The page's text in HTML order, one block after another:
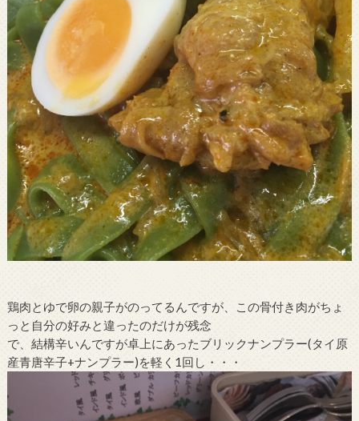
鶏肉とゆで卵の親子がのってるんですが、この骨付き肉がちょ
っと自分の好みと違ったのだけが残念
で、結構辛いんですが卓上にあったブリックナンプラー(タイ原
産青唐辛子+ナンプラー)を軽く1回し・・・